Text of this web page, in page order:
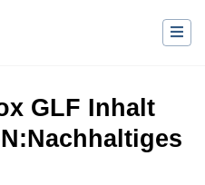
GLF Inhalt